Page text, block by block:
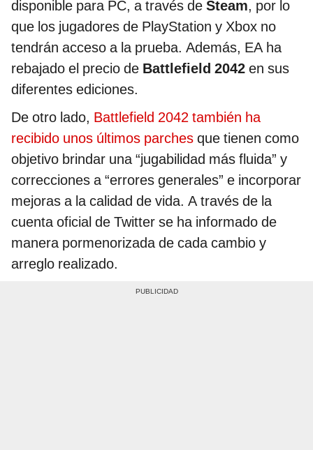
disponible para PC, a través de Steam, por lo
que los jugadores de PlayStation y Xbox no
tendrán acceso a la prueba. Además, EA ha
rebajado el precio de Battlefield 2042 en sus
diferentes ediciones.
De otro lado, Battlefield 2042 también ha
recibido unos últimos parches que tienen como
objetivo brindar una “jugabilidad más fluida” y
correcciones a “errores generales” e incorporar
mejoras a la calidad de vida. A través de la
cuenta oficial de Twitter se ha informado de
manera pormenorizada de cada cambio y
arreglo realizado.